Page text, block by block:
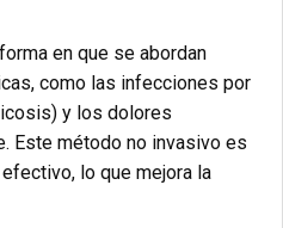
en que se abordan
como las infecciones por
y los dolores
Este método no invasivo es
lo que mejora la